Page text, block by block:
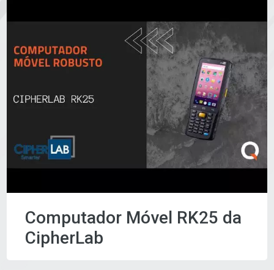
Computador Móvel RK25 da
CipherLab